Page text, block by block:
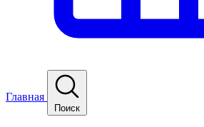
Главная
Поиск